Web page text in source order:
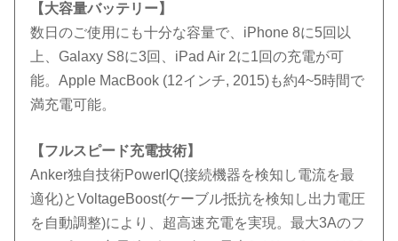
【大容量バッテリー】
数日のご使用にも十分な容量で、iPhone 8に5回以
上、Galaxy S8に3回、iPad Air 2に1回の充電が可
能。Apple MacBook (12インチ, 2015)も約4~5時間で
満充電可能。
【フルスピード充電技術】
Anker独自技術PowerIQ(接続機器を検知し電流を最
適化)とVoltageBoost(ケーブル抵抗を検知し出力電圧
を自動調整)により、超高速充電を実現。最大3Aのフ